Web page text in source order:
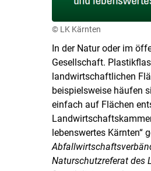
© LK Kärnten
In der Natur oder im
Gesellschaft.
landwirtschaftlichen
beispielsweise häufen
einfach auf Flächen
lebenswertes Kärnten“
Naturschutzreferat des